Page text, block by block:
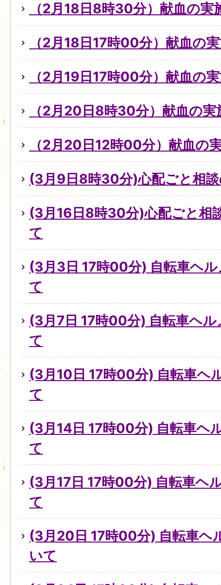
（2月18日8時30分）献血の実
（2月18日17時00分）献血の
（2月19日17時00分）献血の
（2月20日8時30分）献血の
（2月20日12時00分）献血の
(3月9日8時30分)心配ごと相
(3月16日8時30分)心配ごと相
て
(3月3日 17時00分) 自転車ヘ
て
(3月7日 17時00分) 自転車ヘ
て
(3月10日 17時00分) 自転車ヘ
て
(3月14日 17時00分) 自転車ヘ
て
(3月17日 17時00分) 自転車ヘ
て
(3月20日 17時00分) 自転車ヘ
いて